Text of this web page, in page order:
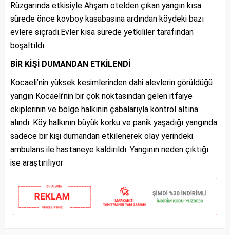
Rüzgarında etkisiyle Ahşam otelden çıkan yangın kısa
sürede önce kovboy kasabasına ardından köydeki bazı
evlere sıçradı.Evler kısa sürede yetkililer tarafından
boşaltıldı
BİR KİŞİ DUMANDAN ETKİLENDİ
Kocaeli’nin yüksek kesimlerinden dahi alevlerin görüldüğü
yangın Kocaeli’nin bir çok noktasından gelen itfaiye
ekiplerinin ve bölge halkının çabalarıyla kontrol altına
alındı. Köy halkının büyük korku ve panik yaşadığı yangında
sadece bir kişi dumandan etkilenerek olay yerindeki
ambulans ile hastaneye kaldırıldı. Yangının neden çıktığı
ise araştırılıyor